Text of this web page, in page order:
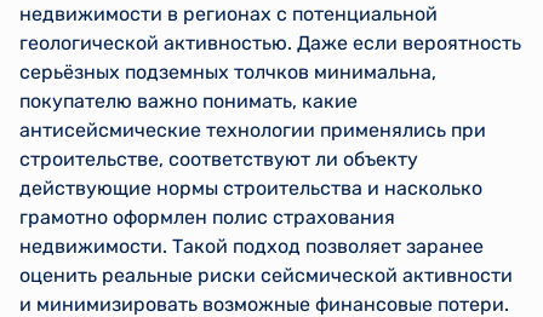
недвижимости в регионах с потенциальной
геологической активностью. Даже если вероятность
серьёзных подземных толчков минимальна,
покупателю важно понимать, какие
антисейсмические технологии применялись при
строительстве, соответствуют ли объекту
действующие нормы строительства и насколько
грамотно оформлен полис страхования
недвижимости. Такой подход позволяет заранее
оценить реальные риски сейсмической активности
и минимизировать возможные финансовые потери.